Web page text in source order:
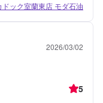
ドック室蘭東店 モダ石油
2026/03/02
5